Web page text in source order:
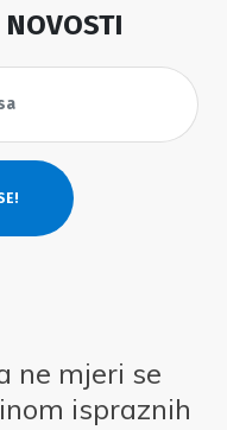
NOVOSTI
ne mjeri se
ispraznih